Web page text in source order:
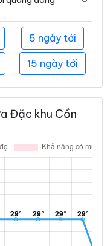
5 ngày tới
15 ngày tới
Đặc khu Cồn